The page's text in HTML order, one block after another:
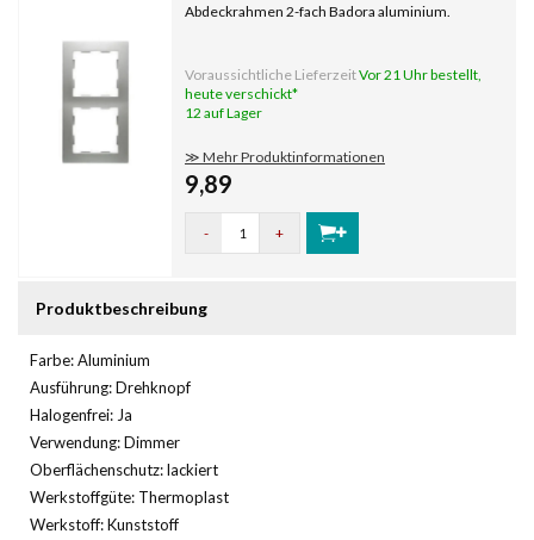
Abdeckrahmen 2-fach Badora aluminium.
Voraussichtliche LieferzeitVor 21 Uhr bestellt,
heute verschickt*
12 auf Lager
≫ Mehr Produktinformationen
9,89
- +
Produktbeschreibung
Farbe: Aluminium
Ausführung: Drehknopf
Halogenfrei: Ja
Verwendung: Dimmer
Oberflächenschutz: lackiert
Werkstoffgüte: Thermoplast
Werkstoff: Kunststoff